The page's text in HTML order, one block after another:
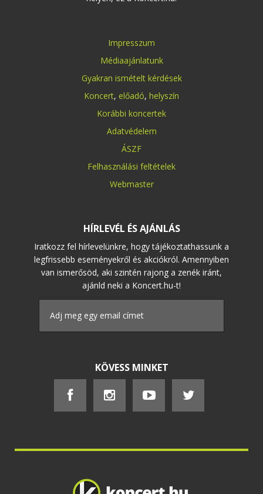
Impresszum
Médiaajánlatunk
Gyakran ismételt kérdések
Koncert, előadó, helyszín
Korábbi koncertek
Adatvédelem
ÁSZF
Felhasználási feltételek
Webmaster
HÍRLEVÉL ÉS AJÁNLÁS
Iratkozz fel hírlevelünkre, hogy tájékoztathassunk a
legfrissebb eseményekről és akciókról. Amennyiben
van ismerősöd, aki szintén rajong a zenék iránt,
ajánld neki a Koncert.hu-t!
KÖVESS MINKET